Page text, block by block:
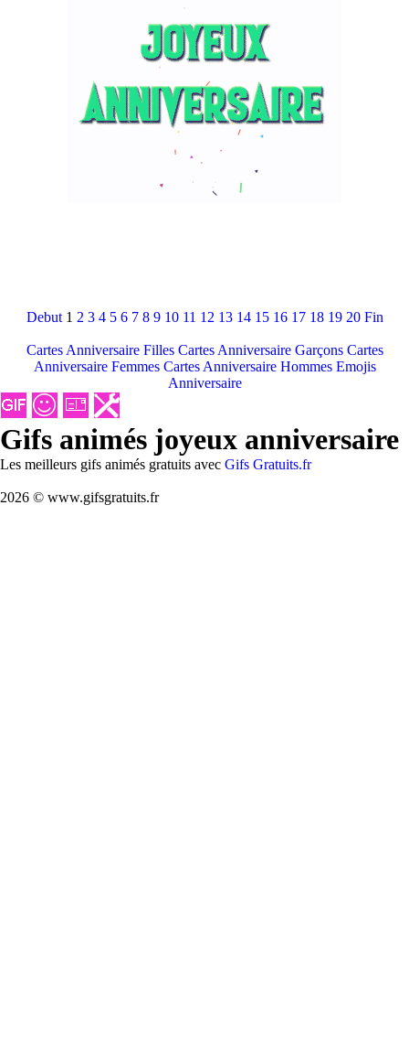
Debut 1 2 3 4 5 6 7 8 9 10 11 12 13 14 15 16 17 18 19 20 Fin
Cartes Anniversaire Filles Cartes Anniversaire Garçons Cartes
Anniversaire Femmes Cartes Anniversaire Hommes Emojis
Anniversaire
Gifs animés joyeux anniversaire
Les meilleurs gifs animés gratuits avec Gifs Gratuits.fr
2026 © www.gifsgratuits.fr